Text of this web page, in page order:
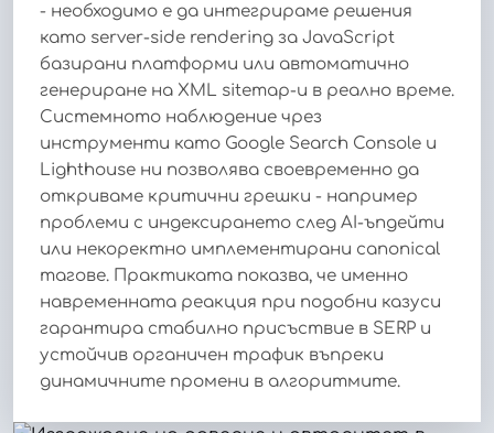
- необходимо е да интегрираме решения
като server-side rendering за JavaScript
базирани платформи или автоматично
генериране на XML sitemap-и в реално време.
Системното наблюдение чрез
инструменти като Google Search Console и
Lighthouse ни позволява своевременно да
откриваме критични грешки - например
проблеми с индексирането след AI-ъпдейти
или некоректно имплементирани canonical
тагове. Практиката показва, че именно
навременната реакция при подобни казуси
гарантира стабилно присъствие в SERP и
устойчив органичен трафик въпреки
динамичните промени в алгоритмите.